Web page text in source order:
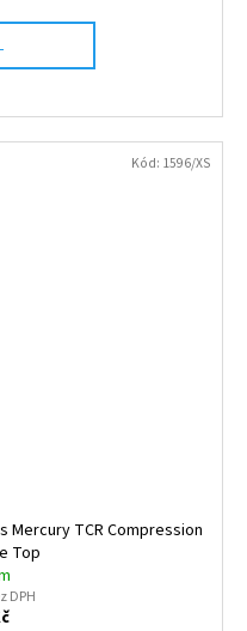
Mercury TCR Compression
Top
DPH
Kód: 1596/XS